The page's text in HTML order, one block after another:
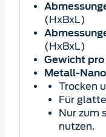
(HxBxL)
(HxBxL)
Gewicht pro
Metall-
Trocken
Für
Nur zum
nutzen.